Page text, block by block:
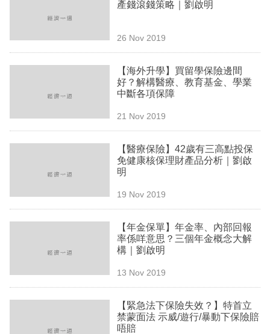
技
生
欄
區
產錢滾錢策略｜劉啟明
26 Nov 2019
【海外升學】買留學保險邊間
好？解構醫療、教育基金、學業
中斷各項保障
21 Nov 2019
【醫療保險】42歲有三高點投保
免健康核保理財產品分析｜劉啟
明
19 Nov 2019
【年金保單】年金率、內部回報
率係咩意思？三個年金概念大解
構｜劉啟明
13 Nov 2019
【緊急法下保險失效？】特首立
禁蒙面法 示威/遊行/暴動下保險賠
唔賠